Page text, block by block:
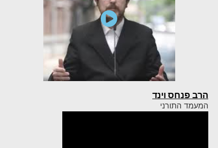
הרב פנחס וינד
המעמד התורני